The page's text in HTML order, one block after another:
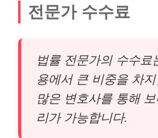
전문가 수수료
법률 전문가의 수수료
용에서 큰 비중을 차
많은 변호사를 통해
리가 가능합니다.